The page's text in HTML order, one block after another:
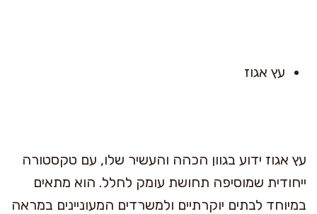
עץ אגוז
עץ אגוז ידוע בגוון הכהה והעשיר שלו, עם טקסטורה
ייחודית שמוסיפה תחושת עומק לחלל. הוא מתאים
במיוחד לבתים יוקרתיים ולמשרדים המעוניינים במראה